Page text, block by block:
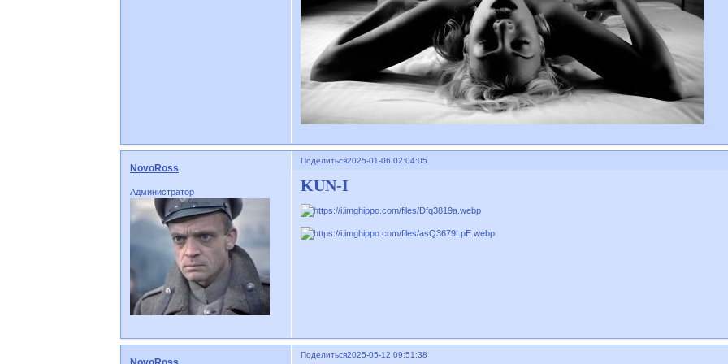
Поделиться2025-01-06 02:04:05
NovoRoss
Администратор KUN-I
Поделиться2025-05-12 09:51:38